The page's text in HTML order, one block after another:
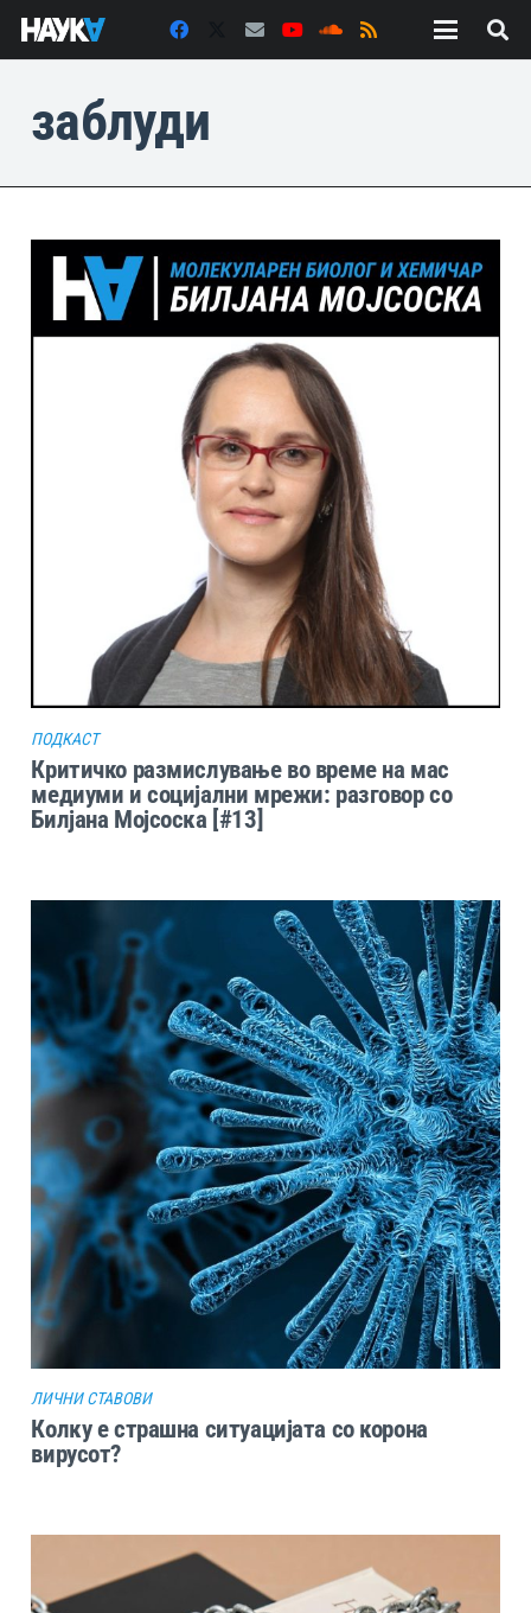
заблуди
ПОДКАСТ
Критичко размислување во време на мас
медиуми и социјални мрежи: разговор со
Билјана Мојсоска [#13]
ЛИЧНИ СТАВОВИ
Колку е страшна ситуацијата со корона
вирусот?